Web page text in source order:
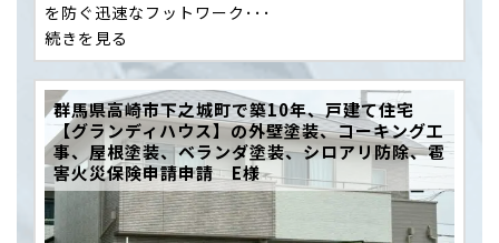
を防ぐ迅速なフットワーク･･･
続きを見る
群馬県高崎市下之城町で築10年、戸建て住宅
【グランディハウス】の外壁塗装、コーキング工
事、屋根塗装、ベランダ塗装、シロアリ防除、雹
害火災保険申請申請 E様